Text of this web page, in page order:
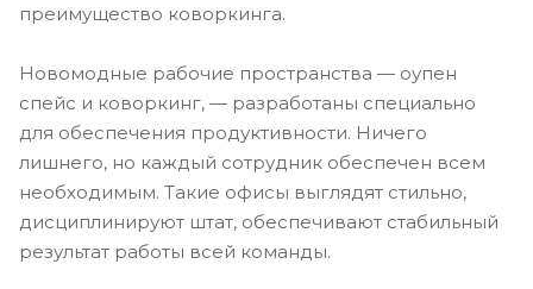
преимущество коворкинга.
Новомодные рабочие пространства — оупен
спейс и коворкинг, — разработаны специально
для обеспечения продуктивности. Ничего
лишнего, но каждый сотрудник обеспечен всем
необходимым. Такие офисы выглядят стильно,
дисциплинируют штат, обеспечивают стабильный
результат работы всей команды.